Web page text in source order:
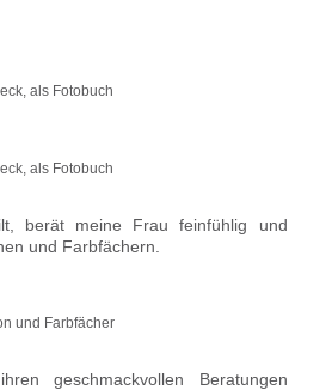
als Fotobuch
als Fotobuch
berät meine Frau feinfühlig und
und Farbfächern.
und Farbfächer
geschmackvollen Beratungen